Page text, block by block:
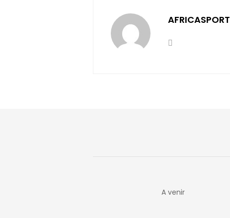
AFRICASPORT
A venir